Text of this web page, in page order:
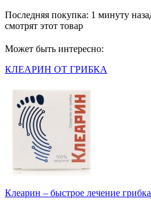
Последняя покупка: 1 минуту
смотрят этот товар
Может быть интересно:
КЛЕАРИН ОТ ГРИБКА
Клеарин – быстрое лечение